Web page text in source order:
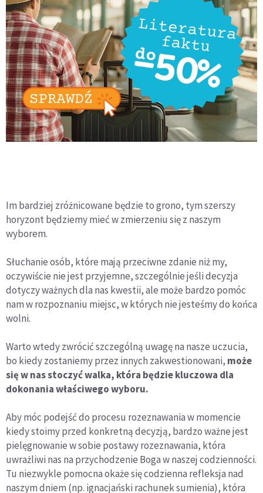
Im bardziej zróżnicowane będzie to grono, tym szerszy
horyzont będziemy mieć w zmierzeniu się z naszym
wyborem.
Słuchanie osób, które mają przeciwne zdanie niż my,
oczywiście nie jest przyjemne, szczególnie jeśli decyzja
dotyczy ważnych dla nas kwestii, ale może bardzo pomóc
nam w rozpoznaniu miejsc, w których nie jesteśmy do końca
wolni.
Warto wtedy zwrócić szczególną uwagę na nasze uczucia,
bo kiedy zostaniemy przez innych zakwestionowani, może
się w nas stoczyć walka, która będzie kluczowa dla
dokonania właściwego wyboru.
Aby móc podejść do procesu rozeznawania w momencie
kiedy stoimy przed konkretną decyzją, bardzo ważne jest
pielęgnowanie w sobie postawy rozeznawania, która
uwrażliwi nas na przychodzenie Boga w naszej codzienności.
Tu niezwykle pomocna okaże się codzienna refleksja nad
naszym dniem (np. ignacjański rachunek sumienia), która